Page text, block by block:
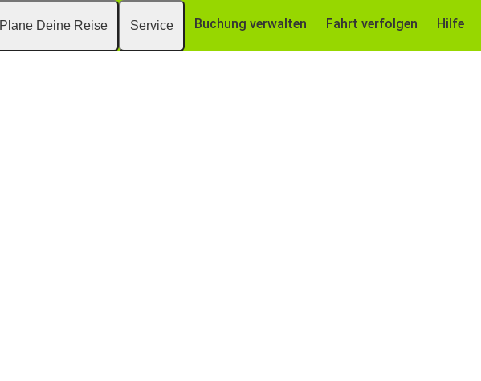
Plane Deine Reise Service Buchung verwalten Fahrt verfolgen Hilfe